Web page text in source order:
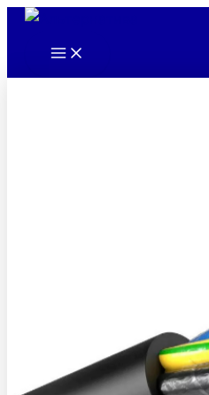
Перейти
содержимому
Main